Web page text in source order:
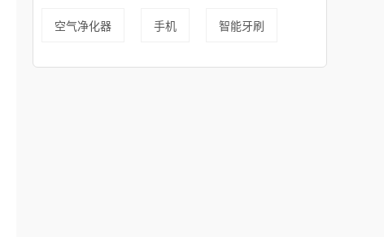
空气净化器 手机 智能牙刷